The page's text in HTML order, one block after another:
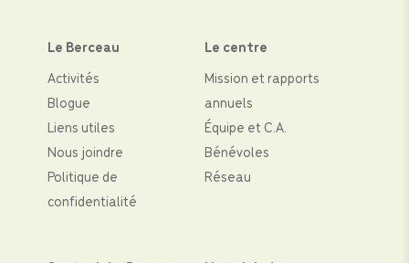
Le Berceau
Activités
Blogue
Liens utiles
Nous joindre
Politique de
confidentialité
Le centre
Mission et rapports
annuels
Équipe et C.A.
Bénévoles
Réseau